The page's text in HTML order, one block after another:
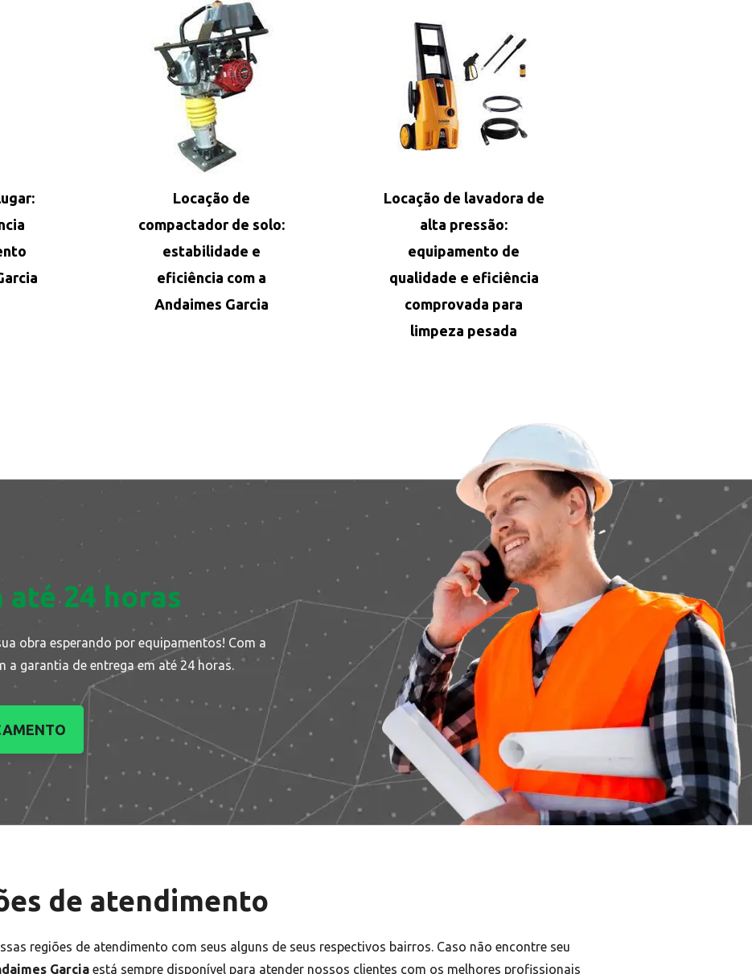
Locação de
compactador de solo:
estabilidade e
eficiência com a
Andaimes Garcia
Locação de lavadora de
alta pressão:
equipamento de
qualidade e eficiência
comprovada para
limpeza pesada
até 24 horas
obra esperando por equipamentos! Com a
a garantia de entrega em até 24 horas.
de atendimento
regiões de atendimento com seus alguns de seus respectivos bairros. Caso não encontre seu
Garciaestá sempre disponível para atender nossos clientes com os melhores profissionais